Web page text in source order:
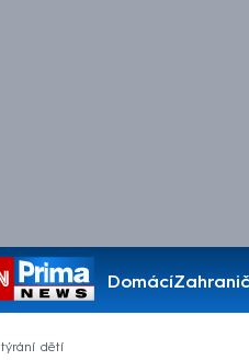
Domácí
Pořady
týrání dětí